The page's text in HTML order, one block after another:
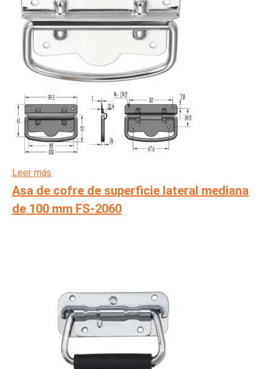
Leer más
Asa de cofre de superficie lateral mediana
de 100 mm FS-2060